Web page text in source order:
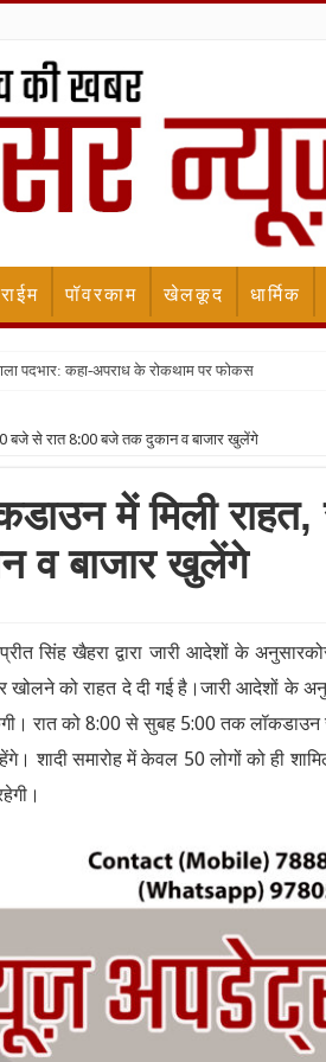
पॉवरकाम खेलकूद धार्मिक
पदभार: कहा-अपराध के रोकथाम पर फोकस
बजे से रात 8:00 बजे तक दुकान व बाजार खुलेंगे
में मिली
व बाजार खुलेंगे
सिंह खैहरा द्वारा जारी आदेशों के
खोलने को राहत दे दी गई है।जारी आदेशों के
रात को 8:00 से सुबह 5:00 तक लॉकडाउन
शादी समारोह में केवल 50 लोगों को ही